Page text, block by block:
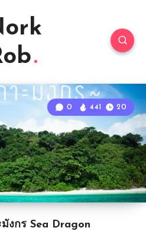
งกร Sea Dragon
0 441 20